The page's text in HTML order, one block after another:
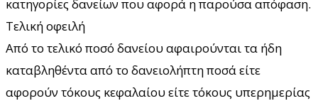
κατηγορίες δανείων που αφορά η παρούσα απόφαση.
Τελική οφειλή
Από το τελικό ποσό δανείου αφαιρούνται τα ήδη
καταβληθέντα από το δανειολήπτη ποσά είτε
αφορούν τόκους κεφαλαίου είτε τόκους υπερημερίας